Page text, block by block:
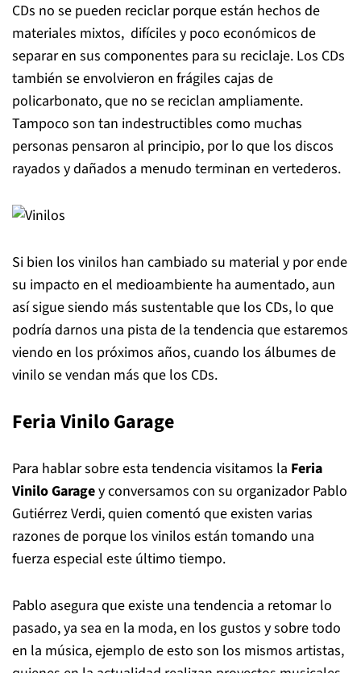
CDs no se pueden reciclar porque están hechos de
materiales mixtos, difíciles y poco económicos de
separar en sus componentes para su reciclaje. Los CDs
también se envolvieron en frágiles cajas de
policarbonato, que no se reciclan ampliamente.
Tampoco son tan indestructibles como muchas
personas pensaron al principio, por lo que los discos
rayados y dañados a menudo terminan en vertederos.
Si bien los vinilos han cambiado su material y por ende
su impacto en el medioambiente ha aumentado, aun
así sigue siendo más sustentable que los CDs, lo que
podría darnos una pista de la tendencia que estaremos
viendo en los próximos años, cuando los álbumes de
vinilo se vendan más que los CDs.
Feria Vinilo Garage
Para hablar sobre esta tendencia visitamos la Feria
Vinilo Garagey conversamos con su organizador Pablo
Gutiérrez Verdi, quien comentó que existen varias
razones de porque los vinilos están tomando una
fuerza especial este último tiempo.
Pablo asegura que existe una tendencia a retomar lo
pasado, ya sea en la moda, en los gustos y sobre todo
en la música, ejemplo de esto son los mismos artistas,